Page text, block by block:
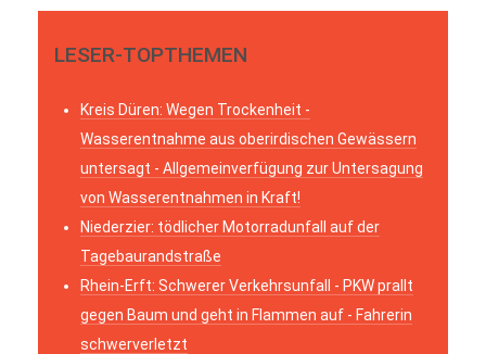
LESER-TOPTHEMEN
Kreis Düren: Wegen Trockenheit -
Wasserentnahme aus oberirdischen Gewässern
untersagt - Allgemeinverfügung zur Untersagung
von Wasserentnahmen in Kraft!
Niederzier: tödlicher Motorradunfall auf der
Tagebaurandstraße
Rhein-Erft: Schwerer Verkehrsunfall - PKW prallt
gegen Baum und geht in Flammen auf - Fahrerin
schwerverletzt